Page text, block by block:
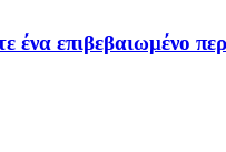
ένα επιβεβαιωμένο